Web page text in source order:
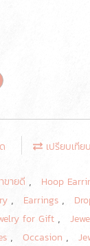
เปรียบเทียบ
ขายดี , Hoop
, Earrings ,
for Gift ,
, Occasion ,